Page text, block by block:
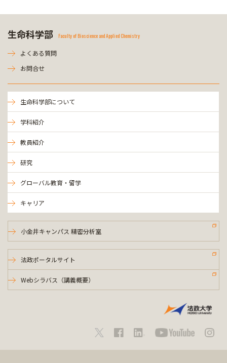
生命科学部 Faculty of Bioscience and Applied Chemistry
よくある質問
お問合せ
生命科学部について
学科紹介
教員紹介
研究
グローバル教育・留学
キャリア
小金井キャンパス 精密分析室
法政ポータルサイト
Webシラバス（講義概要）